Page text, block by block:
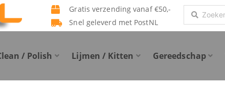
Gratis verzending vanaf €50,-
Snel geleverd met PostNL
Search
...
/ Polish Lijmen / Kitten Gereedschap